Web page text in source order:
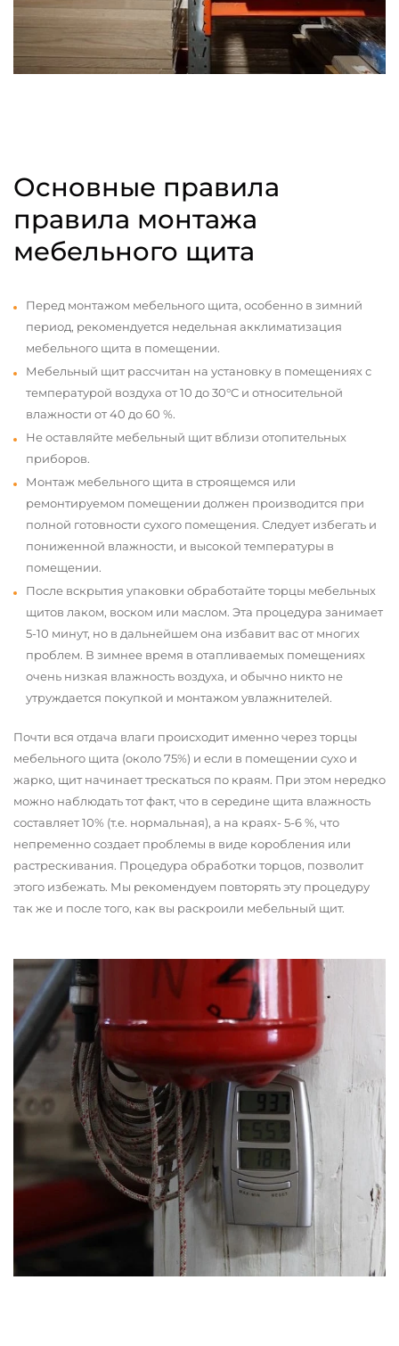
Основные правила
правила монтажа
мебельного щита
Перед монтажом мебельного щита, особенно в зимний
период, рекомендуется недельная акклиматизация
мебельного щита в помещении.
Мебельный щит рассчитан на установку в помещениях с
температурой воздуха от 10 до 30°С и относительной
влажности от 40 до 60 %.
Не оставляйте мебельный щит вблизи отопительных
приборов.
Монтаж мебельного щита в строящемся или
ремонтируемом помещении должен производится при
полной готовности сухого помещения. Следует избегать и
пониженной влажности, и высокой температуры в
помещении.
После вскрытия упаковки обработайте торцы мебельных
щитов лаком, воском или маслом. Эта процедура занимает
5-10 минут, но в дальнейшем она избавит вас от многих
проблем. В зимнее время в отапливаемых помещениях
очень низкая влажность воздуха, и обычно никто не
утруждается покупкой и монтажом увлажнителей.
Почти вся отдача влаги происходит именно через торцы
мебельного щита (около 75%) и если в помещении сухо и
жарко, щит начинает трескаться по краям. При этом нередко
можно наблюдать тот факт, что в середине щита влажность
составляет 10% (т.е. нормальная), а на краях- 5-6 %, что
непременно создает проблемы в виде коробления или
растрескивания. Процедура обработки торцов, позволит
этого избежать. Мы рекомендуем повторять эту процедуру
так же и после того, как вы раскроили мебельный щит.